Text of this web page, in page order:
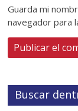
Guarda mi
navegador para
Buscar